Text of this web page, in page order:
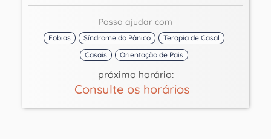
Posso ajudar com
Fobias Síndrome do Pânico
Terapia de Casal
Casais
Orientação de Pais
próximo horário:
Consulte os horários